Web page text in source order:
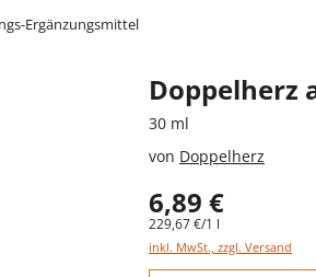
Ergänzungsmittel
Doppelherz
30 ml
von Doppelherz
6,89 €
229,67 €/1 l
inkl. MwSt., zzgl. Versand